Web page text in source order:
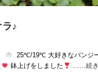
♪
25℃/19℃ 大好きなパンジ
鉢上げをしました ……続